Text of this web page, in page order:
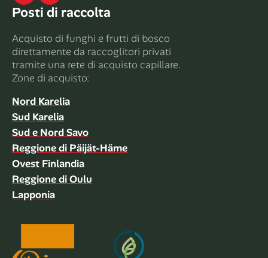
Posti di raccolta
Acquisto di funghi e frutti di bosco
direttamente da raccoglitori privati ​​
tramite una rete di acquisto capillare.
Zone di acquisto:
Nord Karelia
Sud Karelia
Sud e Nord Savo
Reggione di Päijät-Häme
Ovest Finlandia
Reggione di Oulu
Lapponia